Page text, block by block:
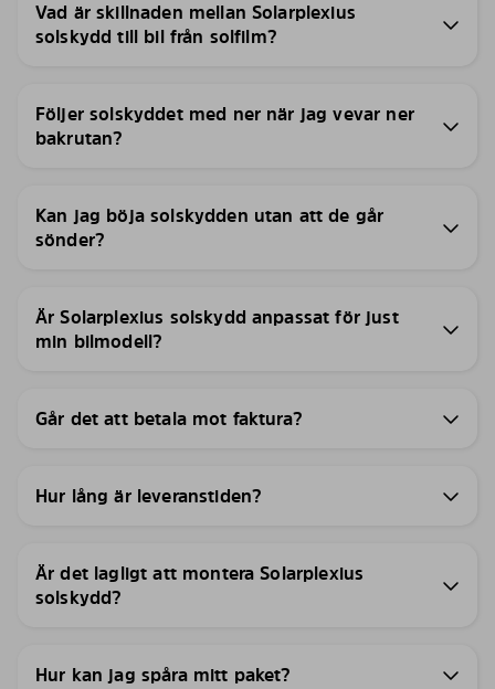
Vad är skillnaden mellan Solarplexius
solskydd till bil från solfilm?
Följer solskyddet med ner när jag vevar ner
bakrutan?
Kan jag böja solskydden utan att de går
sönder?
Är Solarplexius solskydd anpassat för just
min bilmodell?
Går det att betala mot faktura?
Hur lång är leveranstiden?
Är det lagligt att montera Solarplexius
solskydd?
Hur kan jag spåra mitt paket?